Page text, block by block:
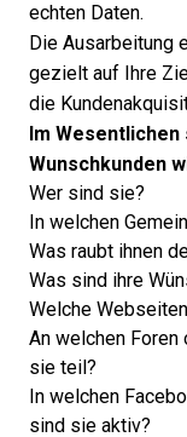
echten Daten.
Die Ausarbeitung
gezielt auf Ihre
die
Im
Wunschkunden
Wer sind sie?
In welchen
Was raubt ihnen
Was sind ihre
Welche
An welchen
sie teil?
In welchen
sind sie aktiv?